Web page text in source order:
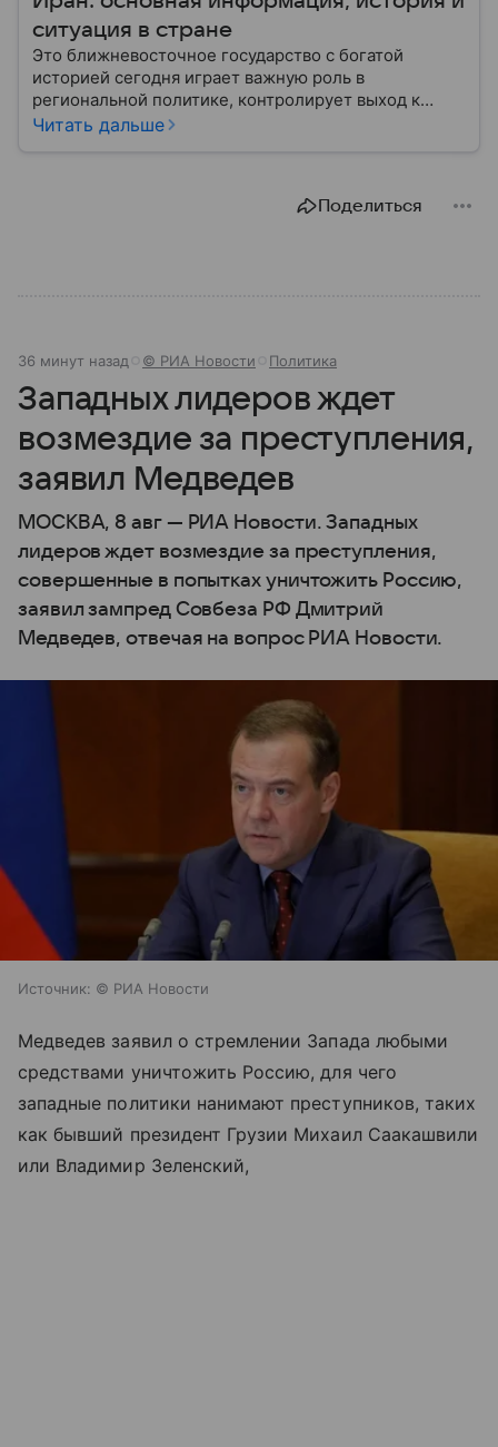
ситуация в стране
Это ближневосточное государство с богатой
историей сегодня играет важную роль в
региональной политике, контролирует выход к
Персидскому заливу и Ормузскому проливу, а также
Читать дальше
Поделиться
36 минут назад © РИА Новости Политика
Западных лидеров ждет
возмездие за преступления,
заявил Медведев
МОСКВА, 8 авг — РИА Новости. Западных
лидеров ждет возмездие за преступления,
совершенные в попытках уничтожить Россию,
заявил зампред Совбеза РФ Дмитрий
Медведев, отвечая на вопрос РИА Новости.
Источник: © РИА Новости
Медведев заявил о стремлении Запада любыми
средствами уничтожить Россию, для чего
западные политики нанимают преступников, таких
как бывший президент Грузии Михаил Саакашвили
или Владимир Зеленский,